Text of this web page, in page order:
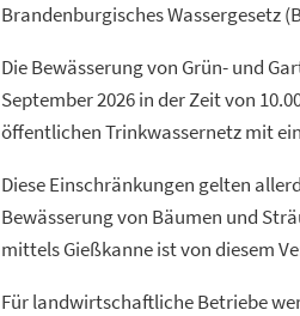
Brandenburgisches Wassergesetz
Die Bewässerung von Grün- und
September 2026 in der Zeit von
öffentlichen Trinkwassernetz mit
Diese Einschränkungen gelten
Bewässerung von Bäumen und
mittels Gießkanne ist von diesem
Für landwirtschaftliche Betriebe